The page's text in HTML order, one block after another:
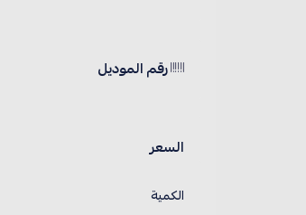
رقم الموديل
السعر
الكمية